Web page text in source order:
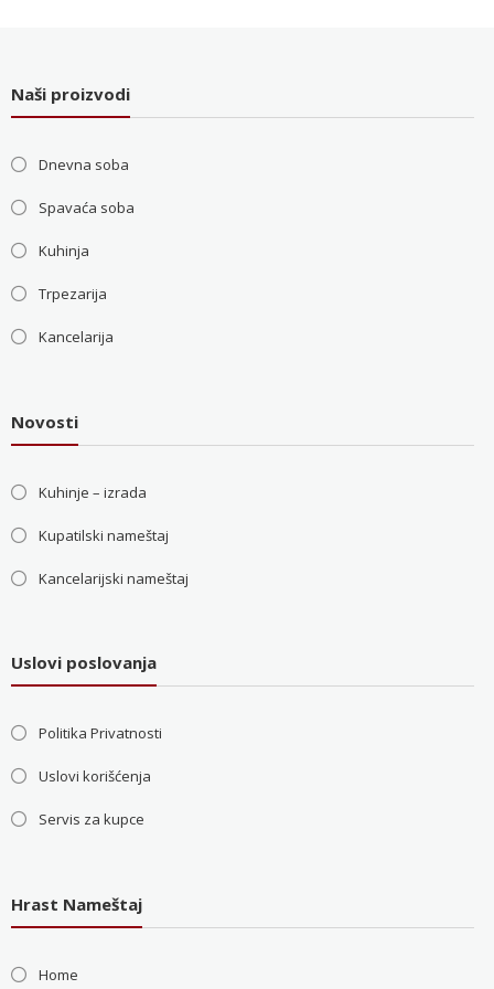
Naši proizvodi
Dnevna soba
Spavaća soba
Kuhinja
Trpezarija
Kancelarija
Novosti
Kuhinje – izrada
Kupatilski nameštaj
Kancelarijski nameštaj
Uslovi poslovanja
Politika Privatnosti
Uslovi korišćenja
Servis za kupce
Hrast Nameštaj
Home